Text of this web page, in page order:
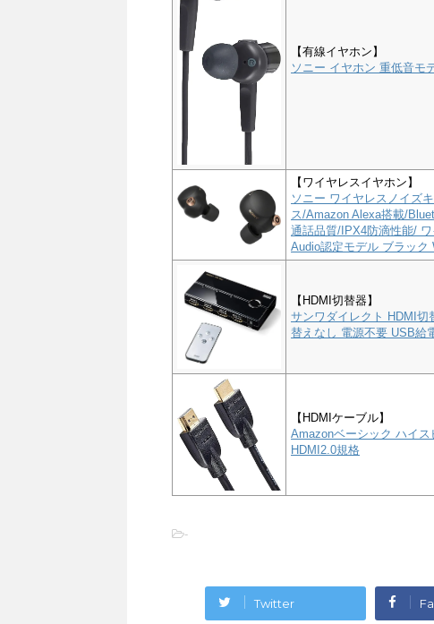
【有線イヤホン】
ソニー イヤホン 重低音モ
【ワイヤレスイヤホン】
ソニー ワイヤレスノイズ
ス/Amazon Alexa搭載/
通話品質/IPX4防滴性能/
Audio認定モデル ブラック
【HDMI切替器】
サンワダイレクト HDMI切
替えなし 電源不要 USB給
【HDMIケーブル】
Amazonベーシック ハイ
HDMI2.0規格
-
Twitter